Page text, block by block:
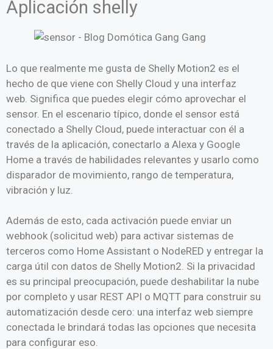
Aplicación shelly
Lo que realmente me gusta de Shelly Motion2 es el
hecho de que viene con Shelly Cloud y una interfaz
web. Significa que puedes elegir cómo aprovechar el
sensor. En el escenario típico, donde el sensor está
conectado a Shelly Cloud, puede interactuar con él a
través de la aplicación, conectarlo a Alexa y Google
Home a través de habilidades relevantes y usarlo como
disparador de movimiento, rango de temperatura,
vibración y luz.
Además de esto, cada activación puede enviar un
webhook (solicitud web) para activar sistemas de
terceros como Home Assistant o NodeRED y entregar la
carga útil con datos de Shelly Motion2. Si la privacidad
es su principal preocupación, puede deshabilitar la nube
por completo y usar REST API o MQTT para construir su
automatización desde cero: una interfaz web siempre
conectada le brindará todas las opciones que necesita
para configurar eso.